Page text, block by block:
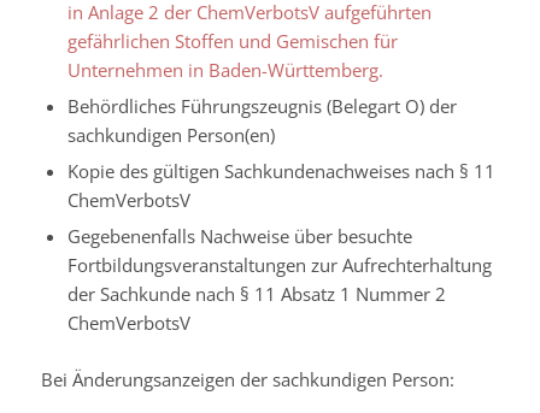
in Anlage 2 der ChemVerbotsV aufgeführten
gefährlichen Stoffen und Gemischen für
Unternehmen in Baden-Württemberg.
Behördliches Führungszeugnis (Belegart O) der
sachkundigen Person(en)
Kopie des gültigen Sachkundenachweises nach § 11
ChemVerbotsV
Gegebenenfalls Nachweise über besuchte
Fortbildungsveranstaltungen zur Aufrechterhaltung
der Sachkunde nach § 11 Absatz 1 Nummer 2
ChemVerbotsV
Bei Änderungsanzeigen der sachkundigen Person: